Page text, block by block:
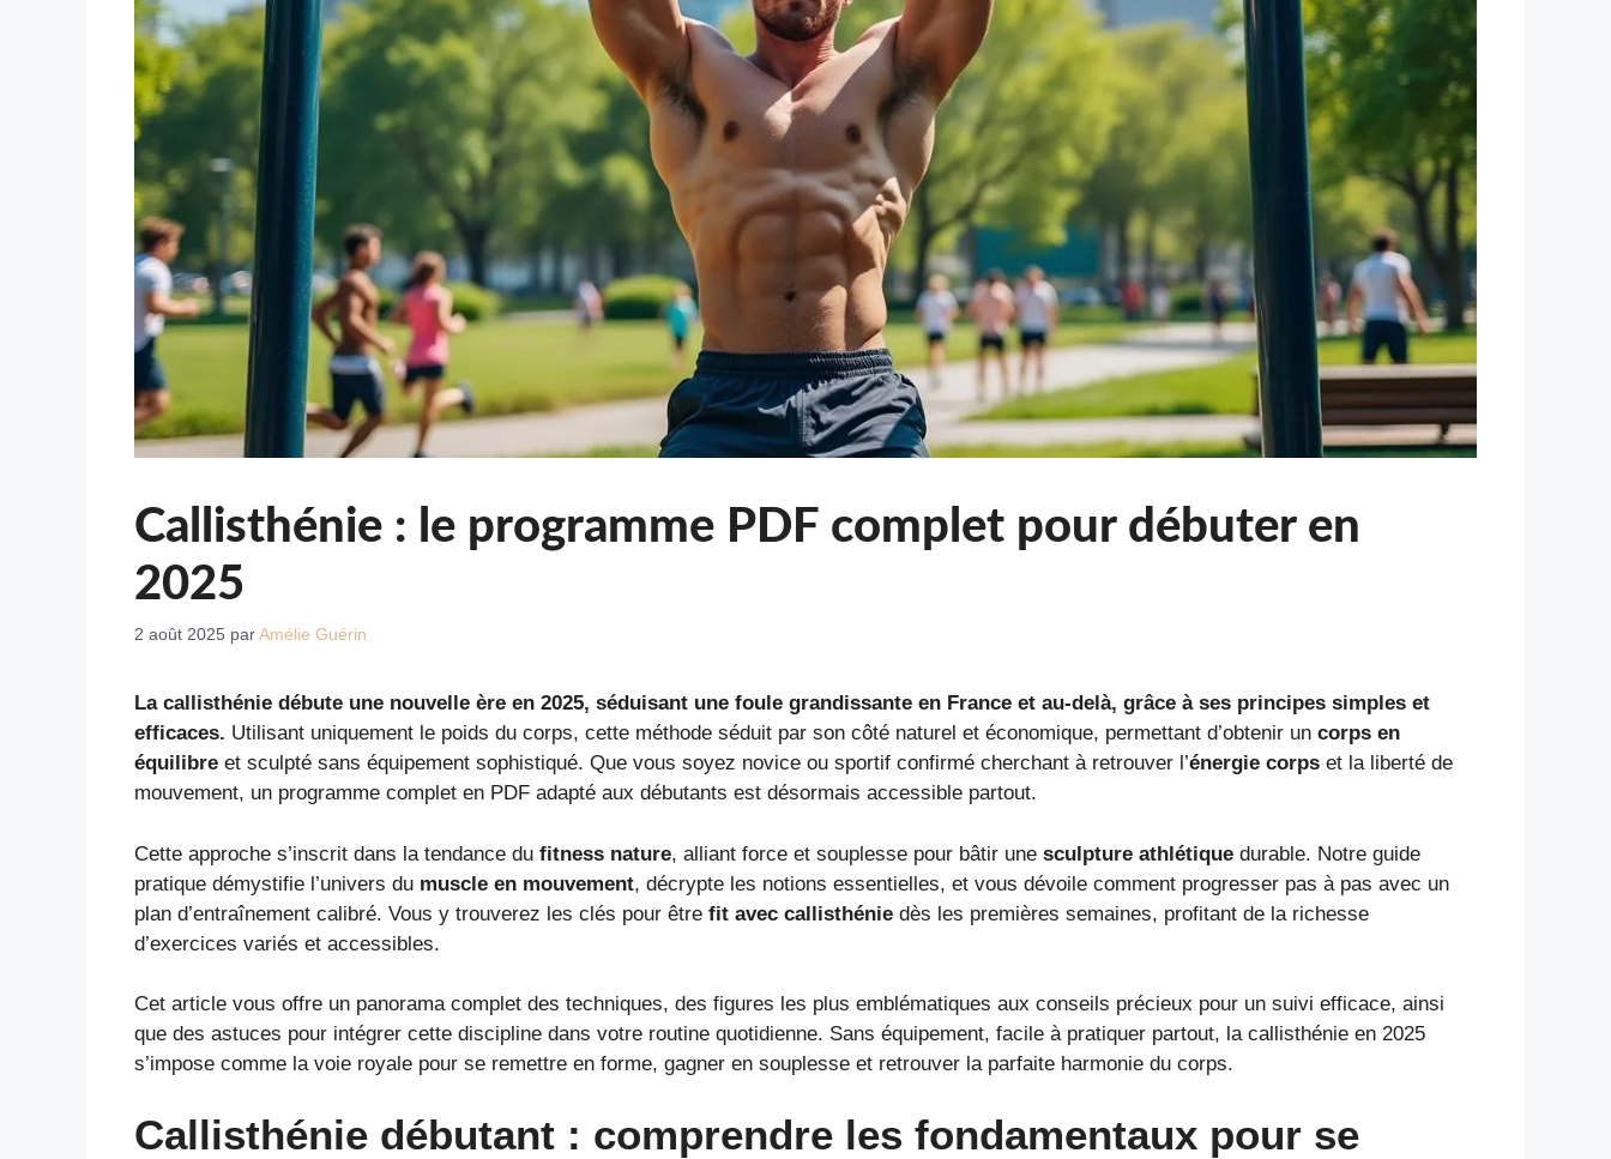
Callisthénie : le programme PDF complet pour débuter en
2025
2 août 2025 parAmélie Guérin
La callisthénie débute une nouvelle ère en 2025, séduisant une foule grandissante en France et au-delà, grâce à ses principes simples et
efficaces. Utilisant uniquement le poids du corps, cette méthode séduit par son côté naturel et économique, permettant d’obtenir un corps en
équilibre et sculpté sans équipement sophistiqué. Que vous soyez novice ou sportif confirmé cherchant à retrouver l’énergie corps et la liberté de
mouvement, un programme complet en PDF adapté aux débutants est désormais accessible partout.
Cette approche s’inscrit dans la tendance du fitness nature, alliant force et souplesse pour bâtir une sculpture athlétique durable. Notre guide
pratique démystifie l’univers du muscle en mouvement, décrypte les notions essentielles, et vous dévoile comment progresser pas à pas avec un
plan d’entraînement calibré. Vous y trouverez les clés pour être fit avec callisthénie dès les premières semaines, profitant de la richesse
d’exercices variés et accessibles.
Cet article vous offre un panorama complet des techniques, des figures les plus emblématiques aux conseils précieux pour un suivi efficace, ainsi
que des astuces pour intégrer cette discipline dans votre routine quotidienne. Sans équipement, facile à pratiquer partout, la callisthénie en 2025
s’impose comme la voie royale pour se remettre en forme, gagner en souplesse et retrouver la parfaite harmonie du corps.
Callisthénie débutant : comprendre les fondamentaux pour se